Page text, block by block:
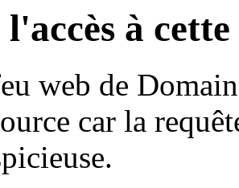
l'accès à
web de
car la